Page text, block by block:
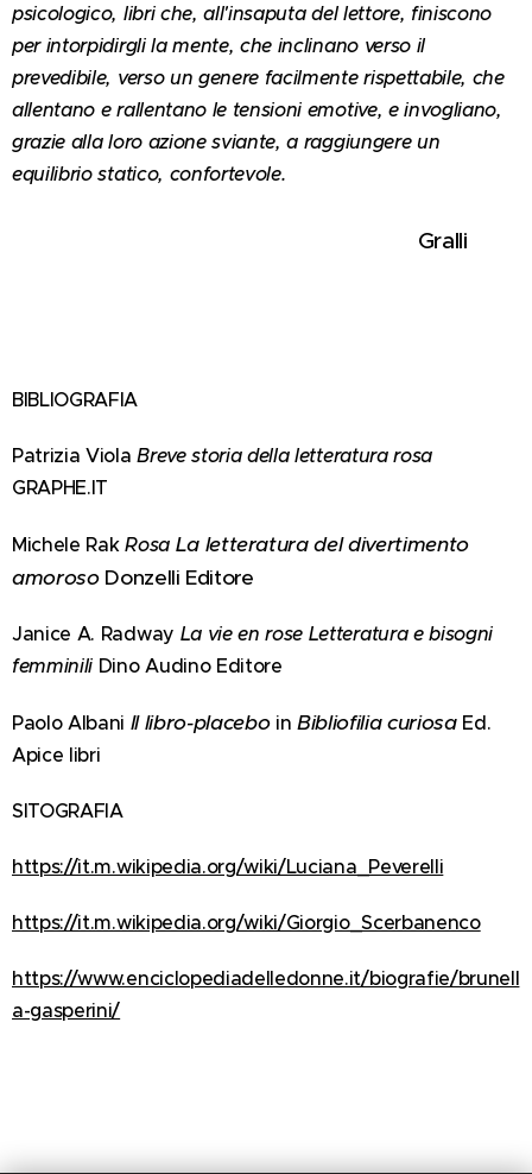
psicologico, libri che, all'insaputa del lettore, finiscono
per intorpidirgli la mente, che inclinano verso il
prevedibile, verso un genere facilmente rispettabile, che
allentano e rallentano le tensioni emotive, e invogliano,
grazie alla loro azione sviante, a raggiungere un
equilibrio statico, confortevole.
Gralli
BIBLIOGRAFIA
Patrizia ViolaBreve storia della letteratura rosa
GRAPHE.IT
Michele RakRosa La letteratura del divertimento
amorosoDonzelli Editore
Janice A. Radway La vie en rose Letteratura e bisogni
femminili Dino Audino Editore
Paolo Albani Il libro-placeboin Bibliofilia curiosaEd.
Apice libri
SITOGRAFIA
https://it.m.wikipedia.org/wiki/Luciana_Peverelli
https://it.m.wikipedia.org/wiki/Giorgio_Scerbanenco
https://www.enciclopediadelledonne.it/biografie/brunell
a-gasperini/